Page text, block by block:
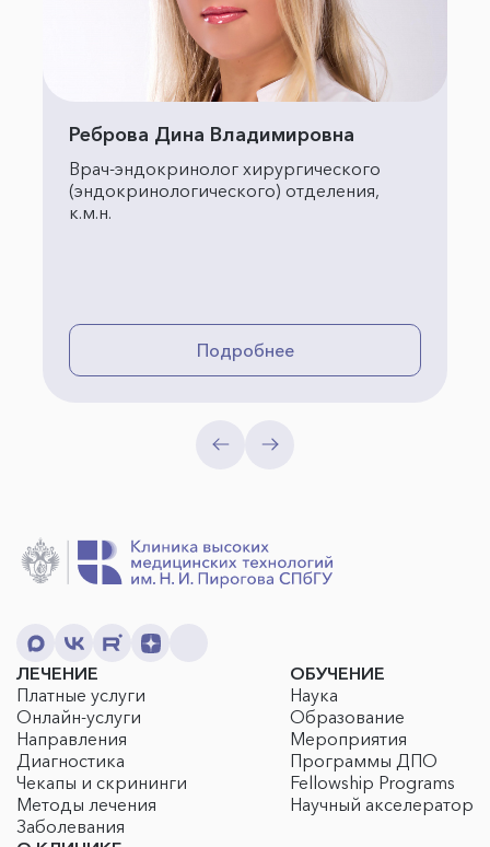
Реброва Дина Владимировна
Врач-эндокринолог хирургического
(эндокринологического) отделения,
к.м.н.
Подробнее
ЛЕЧЕНИЕ
Платные услуги
Онлайн-услуги
Направления
Диагностика
Чекапы и скрининги
Методы лечения
Заболевания
ОБУЧЕНИЕ
Наука
Образование
Мероприятия
Программы ДПО
Fellowship Programs
Научный акселератор